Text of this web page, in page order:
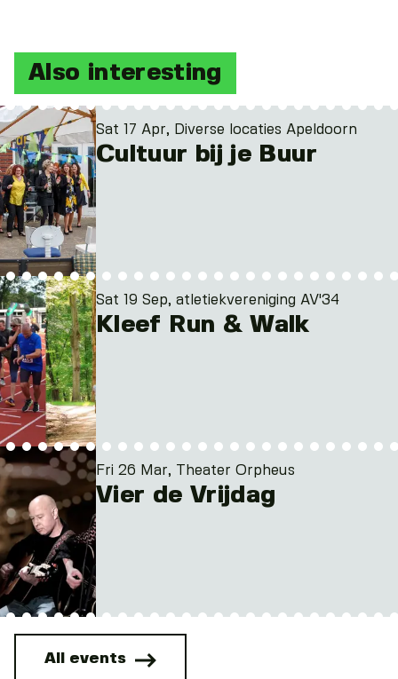
Also interesting
Sat 17 Apr, Diverse locaties Apeldoorn
Cultuur bij je Buur
Sat 19 Sep, atletiekvereniging AV'34
Kleef Run & Walk
Fri 26 Mar, Theater Orpheus
Vier de Vrijdag
All events